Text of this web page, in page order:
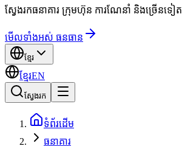
ស្វែងរកធនាគារ ក្រុមហ៊ុន ការណែនាំ និងច្រើនទៀត
មើលទាំងអស់ ធនធាន
ខ្មែរ
ខ្មែរEN
ស្វែងរក
ទំព័រដើម
ធនាគារ